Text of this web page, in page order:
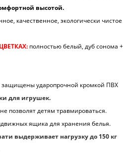
высотой.
качественное, экологически чистое
полностью белый, дуб сонома +
защищены ударопрочной кромкой ПВХ
для игрушек.
позволят детям травмироваться.
ящика для хранения белья.
выдерживает нагрузку до 150 кг